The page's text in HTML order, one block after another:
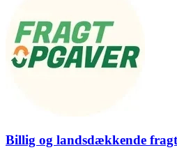
Billig og landsdækkende